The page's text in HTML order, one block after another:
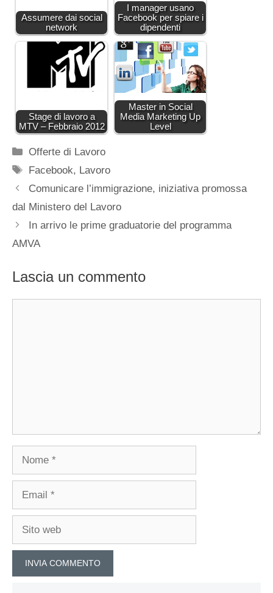
Assumere dai social
network
I manager usano
Facebook per spiare i
dipendenti
Stage di lavoro a
MTV – Febbraio 2012
Master in Social
Media Marketing Up
Level
Categorie
Offerte di Lavoro
Tag
Facebook, Lavoro
Comunicare l’immigrazione, iniziativa promossa
dal Ministero del Lavoro
In arrivo le prime graduatorie del programma
AMVA
Lascia un commento
Nome
Email
Sito